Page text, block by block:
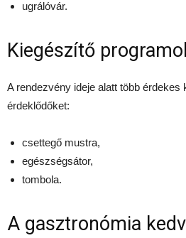
ugrálóvár.
Kiegészítő
A rendezvény ideje alatt több
érdeklődőket:
csettegő mustra,
egészségsátor,
tombola.
A gasztronómia